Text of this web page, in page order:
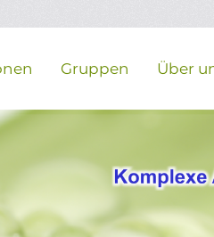
Gruppen Über